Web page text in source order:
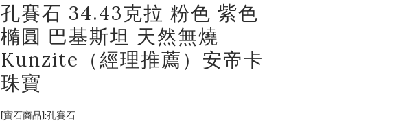
孔賽石 34.43克拉 粉色 紫色
橢圓 巴基斯坦 天然無燒
Kunzite（經理推薦）安帝卡
珠寶
[寶石商品]:孔賽石